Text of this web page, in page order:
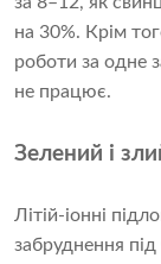
на 30%. Крім
роботи за одне
не працює.
Зелений і
Літій-іонні
забруднення